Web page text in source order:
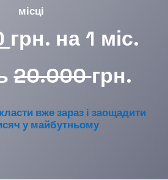
місці
грн. на 1 міс.
20.000грн.
вже зараз і заощадити
у майбутньому